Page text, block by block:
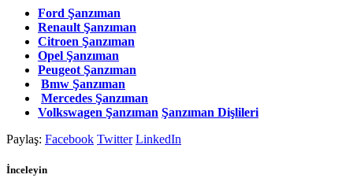
Ford Şanzıman
Renault Şanzıman
Citroen Şanzıman
Opel Şanzıman
Peugeot Şanzıman
Bmw Şanzıman
Mercedes Şanzıman
Volkswagen Şanzıman Şanzıman Dişlileri
Paylaş: Facebook Twitter LinkedIn
İnceleyin